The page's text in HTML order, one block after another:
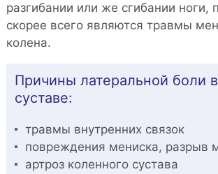
разгибании или же сгибании ноги,
скорее всего являются травмы
колена.
Причины латеральной боли
суставе:
травмы внутренних связок
повреждения мениска, разрыв
артроз коленного сустава